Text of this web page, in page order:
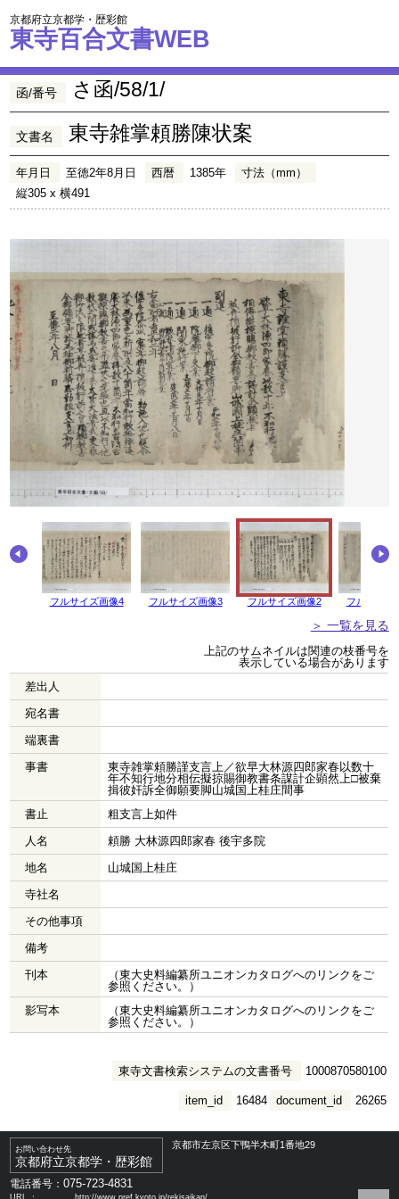
京都府立京都学・歴彩館
東寺百合文書WEB
函/番号 さ函/58/1/
文書名 東寺雑掌頼勝陳状案
年月日 至徳2年8月日 西暦 1385年
寸法（mm）
縦305 x 横491
フルサイズ画像4 フルサイズ画像3 フルサイズ画像2 フルサイズ
＞ 一覧を見る
上記のサムネイルは関連の枝番号を
表示している場合があります
差出人
宛名書
端裏書
事書
東寺雑掌頼勝謹支言上／欲早大林源四郎家春以数十
年不知行地分相伝擬掠賜御教書条謀計企顕然上□被棄
揖彼奸訴全御願要脚山城国上桂庄間事
書止
粗支言上如件
人名
頼勝 大林源四郎家春 後宇多院
地名
山城国上桂庄
寺社名
その他事項
備考
刊本
（東大史料編纂所ユニオンカタログへのリンクをご
参照ください。）
影写本
（東大史料編纂所ユニオンカタログへのリンクをご
参照ください。）
東寺文書検索システムの文書番号 1000870580100
document_id 26265
item_id 16484
お問い合わせ先
京都府立京都学・歴彩館
京都市左京区下鴨半木町1番地29
電話番号：075-723-4831
URL ： http://www.pref.kyoto.jp/rekisaikan/